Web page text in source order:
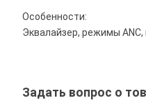
Особенности:
Эквалайзер, режимы ANC,
Задать вопрос о